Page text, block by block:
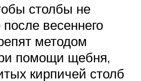
столбы не
весеннего
методом
помощи щебня,
кирпичей столб